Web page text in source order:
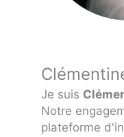
Je suis
Notre
plateforme